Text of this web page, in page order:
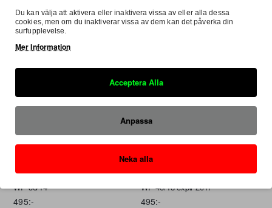
K-tech
WP 36/14
495:-
I lager
WP 46/18 explr 2017-
495:-
Du kan välja att aktivera eller inaktivera vissa av eller alla dessa
cookies, men om du inaktiverar vissa av dem kan det påverka din
surfupplevelse.
Mer Information
Acceptera Alla
Anpassa
Neka alla